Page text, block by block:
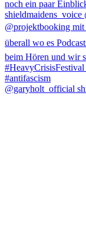
@garyholt_official